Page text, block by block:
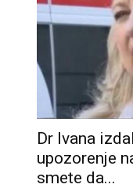
Dr Ivana
upozorenje
smete da...